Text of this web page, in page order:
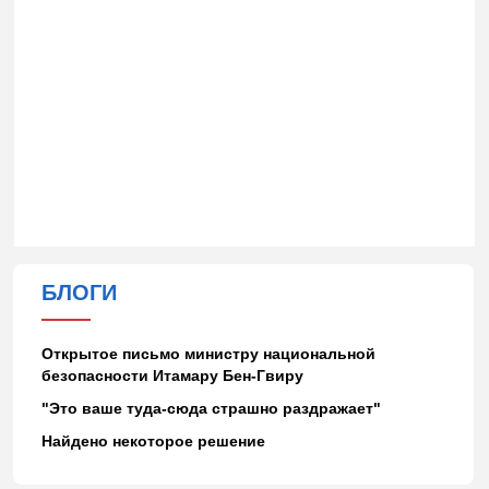
БЛОГИ
Открытое письмо министру национальной
безопасности Итамару Бен-Гвиру
"Это ваше туда-сюда страшно раздражает"
Найдено некоторое решение